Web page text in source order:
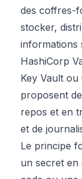
des coffres-
stocker,
informations
HashiCorp
Key Vault
proposent
repos et en
et de
Le principe
un secret en